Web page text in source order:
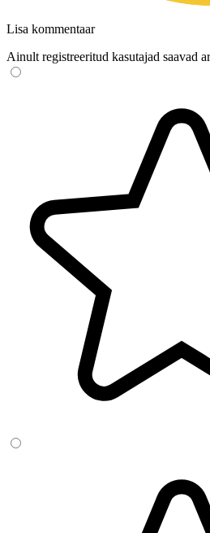
Lisa kommentaar
Ainult registreeritud kasutajad saavad